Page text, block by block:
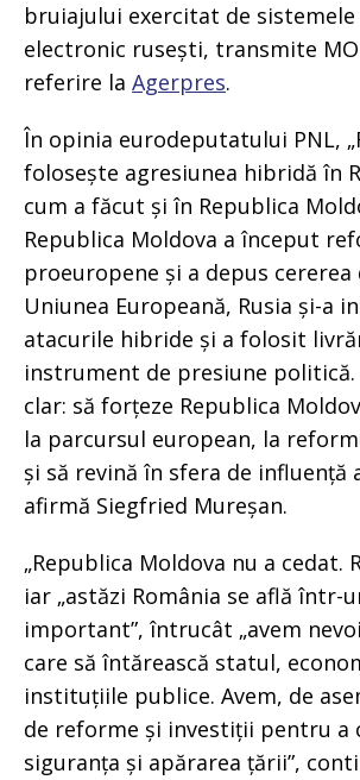
bruiajului exercitat de
electronic rusești, transmite
referire la Agerpres.
În opinia eurodeputatului PNL,
folosește agresiunea hibridă în
cum a făcut și în Republica
Republica Moldova a început
proeuropene și a depus cererea
Uniunea Europeană, Rusia și-a
atacurile hibride și a folosit
instrument de presiune
clar: să forțeze Republica
la parcursul european, la
și să revină în sfera de influență
afirmă Siegfried Mureșan.
„Republica Moldova nu a cedat.
iar „astăzi România se află într-
important”, întrucât „avem
care să întărească statul,
instituțiile publice. Avem, de
de reforme și investiții pentru a
siguranța și apărarea țării”,